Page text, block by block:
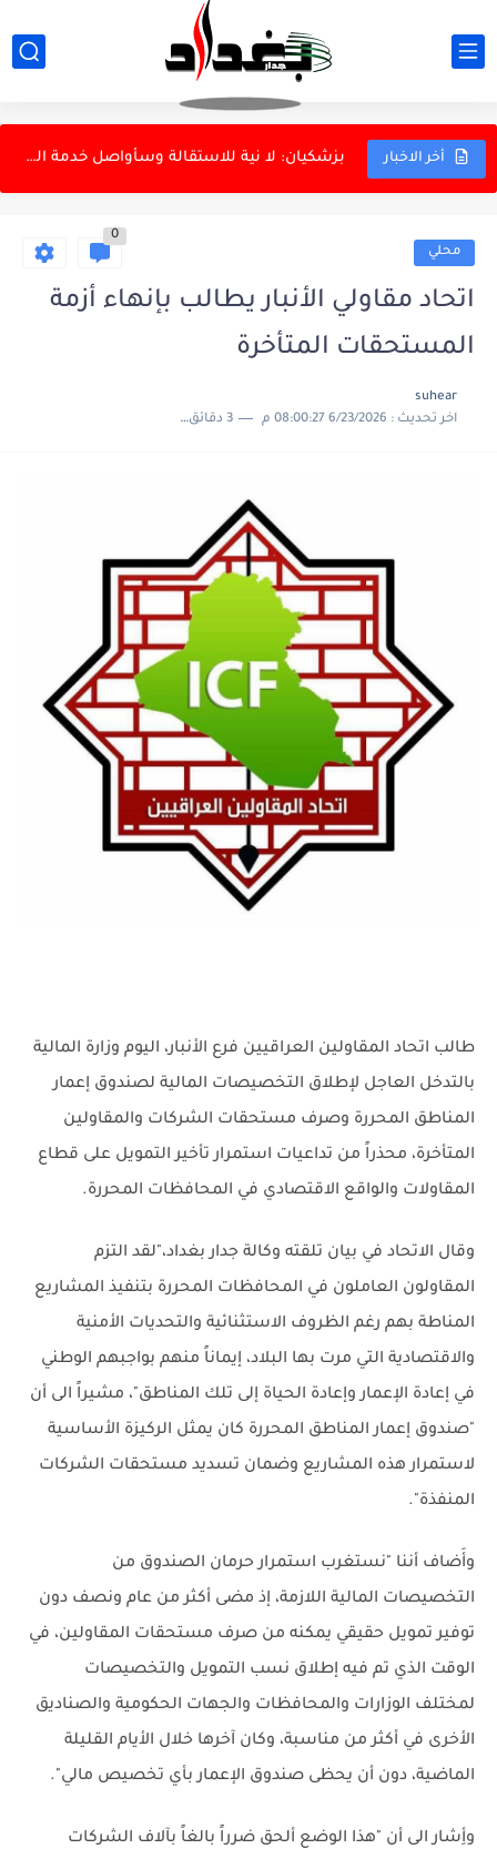
أخر الاخبار
عراقجي: القوات المسلحة الإيرانية أثبتت جاهزيتها أمام أقوى جيش
بزشكيان: لا نية للاستقالة وسأواصل خدمة الشعب
الدفاع الروسية تعلن استهداف سفينتين أوكرانيتين لنقل البضائع في البحر...
الزيدي يستقبل رئيس الاستخبارات السعودية
محلي
0
اتحاد مقاولي الأنبار يطالب بإنهاء أزمة
المستحقات المتأخرة
suhear
اخر تحديث : 6/23/2026 08:00:27 م 3 دقائق للقراءة
طالب اتحاد المقاولين العراقيين فرع الأنبار، اليوم وزارة المالية
بالتدخل العاجل لإطلاق التخصيصات المالية لصندوق إعمار
المناطق المحررة وصرف مستحقات الشركات والمقاولين
المتأخرة، محذراً من تداعيات استمرار تأخير التمويل على قطاع
المقاولات والواقع الاقتصادي في المحافظات المحررة.
وقال الاتحاد في بيان تلقته وكالة جدار بغداد،"لقد التزم
المقاولون العاملون في المحافظات المحررة بتنفيذ المشاريع
المناطة بهم رغم الظروف الاستثنائية والتحديات الأمنية
والاقتصادية التي مرت بها البلاد، إيماناً منهم بواجبهم الوطني
في إعادة الإعمار وإعادة الحياة إلى تلك المناطق"، مشيراً الى أن
"صندوق إعمار المناطق المحررة كان يمثل الركيزة الأساسية
لاستمرار هذه المشاريع وضمان تسديد مستحقات الشركات
المنفذة".
وأَضاف أننا "نستغرب استمرار حرمان الصندوق من
التخصيصات المالية اللازمة، إذ مضى أكثر من عام ونصف دون
توفير تمويل حقيقي يمكنه من صرف مستحقات المقاولين، في
الوقت الذي تم فيه إطلاق نسب التمويل والتخصيصات
لمختلف الوزارات والمحافظات والجهات الحكومية والصناديق
الأخرى في أكثر من مناسبة، وكان آخرها خلال الأيام القليلة
الماضية، دون أن يحظى صندوق الإعمار بأي تخصيص مالي".
وأِشار الى أن "هذا الوضع ألحق ضرراً بالغاً بآلاف الشركات